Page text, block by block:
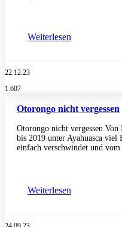
Weiterlesen
22.12.23
1.607
Otorongo nicht vergessen
Otorongo nicht vergessen
bis 2019 unter Ayahuasca viel
einfach verschwindet und
Weiterlesen